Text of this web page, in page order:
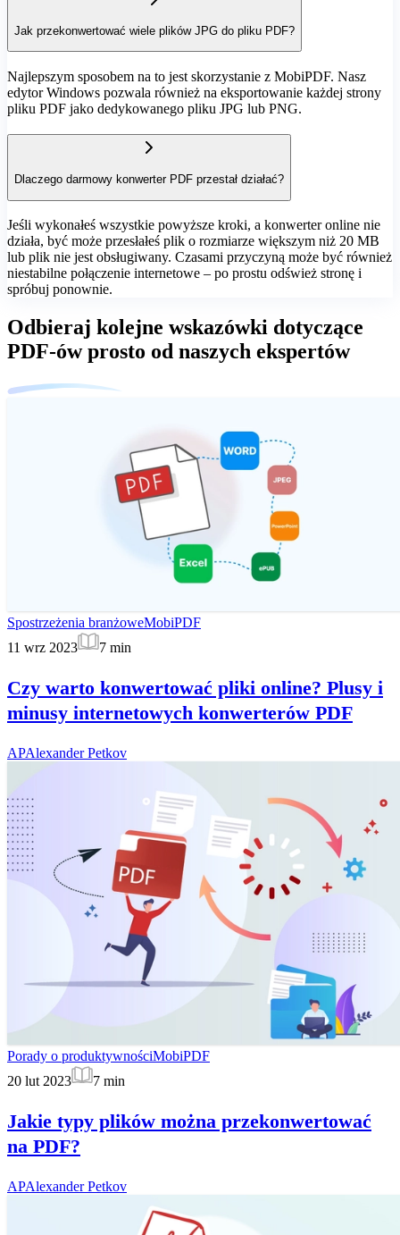
Jak przekonwertować wiele plików JPG do pliku PDF?
Najlepszym sposobem na to jest skorzystanie z MobiPDF. Nasz
edytor Windows pozwala również na eksportowanie każdej strony
pliku PDF jako dedykowanego pliku JPG lub PNG.
Dlaczego darmowy konwerter PDF przestał działać?
Jeśli wykonałeś wszystkie powyższe kroki, a konwerter online nie
działa, być może przesłałeś plik o rozmiarze większym niż 20 MB
lub plik nie jest obsługiwany. Czasami przyczyną może być również
niestabilne połączenie internetowe – po prostu odśwież stronę i
spróbuj ponownie.
Odbieraj kolejne wskazówki dotyczące
PDF‑ów prosto od naszych ekspertów
Spostrzeżenia branżoweMobiPDF
11 wrz 2023
7 min
Czy warto konwertować pliki online? Plusy i
minusy internetowych konwerterów PDF
APAlexander Petkov
Porady o produktywnościMobiPDF
20 lut 2023
7 min
Jakie typy plików można przekonwertować
na PDF?
APAlexander Petkov